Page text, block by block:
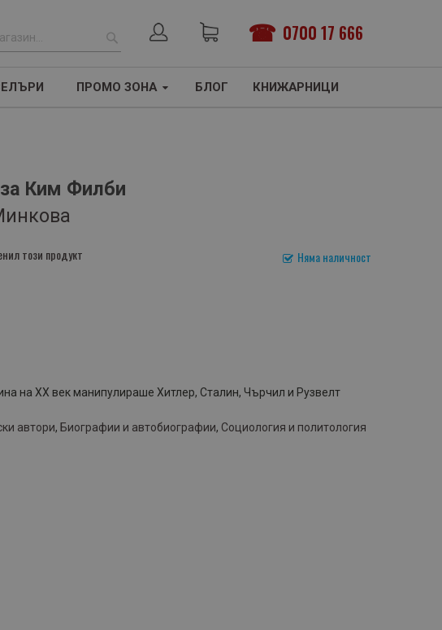
0700 17 666
ТЪРСЕНЕ
ПРОМО ЗОНА БЛОГ КНИЖАРНИЦИ
Ким Филби
Няма наличност
този продукт
на XX век манипулираше Хитлер, Сталин, Чърчил и Рузвелт
автори, Биографии и автобиографии, Социология и политология